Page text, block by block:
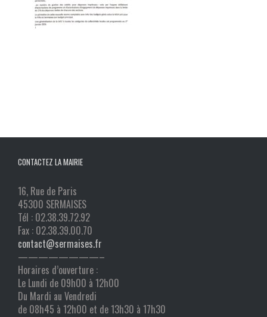
CONTACTEZ LA MAIRIE
16, Rue de Paris
45300 SERMAISES
Tél : 02.38.39.72.92
Fax : 02.38.39.00.70
contact@sermaises.fr
————————–
Horaires d’ouverture :
Le Lundi de 09h00 à 12h00
Du Mardi au Vendredi
de 08h45 à 12h00 et de 13h30 à 17h30